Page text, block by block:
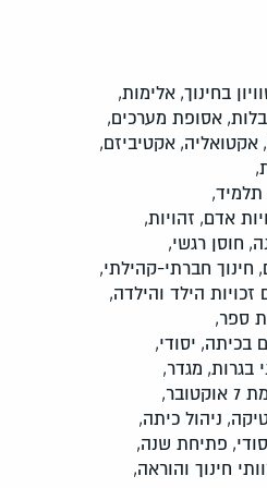
בחינוך, אלימות,
אסופת מערכים,
אקטואליה, אקטיביזם,
תלמיד,
אדם, זהויות,
חוסן רגשי,
חינוך חברתי-קהילתי,
זכויות הילד והילדה,
ספר,
בכיתה, יסודי,
בגרות, מגדר,
ניהול כיתה,
פתיחת שנה,
חינוך והוראה,